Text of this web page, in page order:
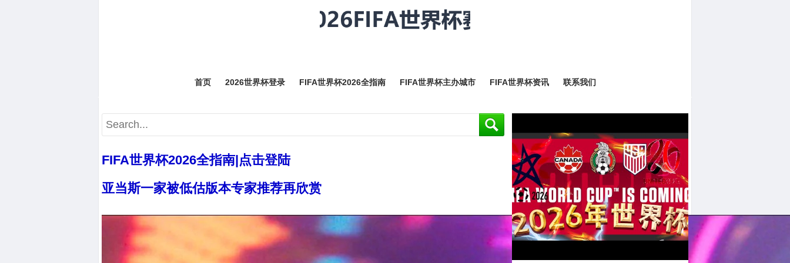
首页 2026世界杯登录 FIFA世界杯2026全指南 FIFA世界杯主办城市 FIFA世界杯资讯 联系我们
FIFA世界杯2026全指南|点击登陆
亚当斯一家被低估版本专家推荐再欣赏